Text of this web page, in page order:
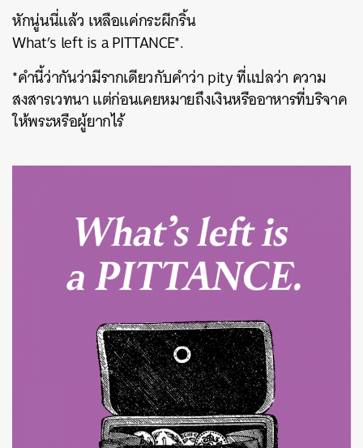
หักนู่นนี่แล้ว เหลือแค่กระผีกริ้น
What’s left is a PITTANCE*.
*คำนี้ว่ากันว่ามีรากเดียวกับคำว่า pity ที่แปลว่า ความ
สงสารเวทนา แต่ก่อนเคยหมายถึงเงินหรืออาหารที่บริจาค
ให้พระหรือผู้ยากไร้